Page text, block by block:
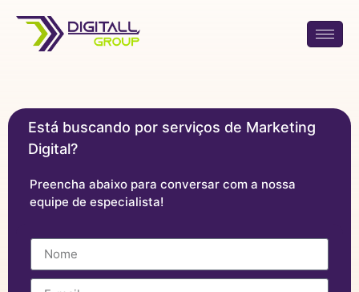
Está buscando por serviços de Marketing
Digital?
Preencha abaixo para conversar com a nossa
equipe de especialista!